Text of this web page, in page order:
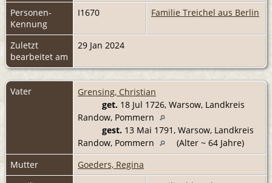
Personen-
Kennung
I1670 Familie Treichel aus Berlin
Zuletzt
bearbeitet am
29 Jan 2024
Vater
Grensing, Christian
get. 18 Jul 1726, Warsow, Landkreis
Randow, Pommern
gest. 13 Mai 1791, Warsow, Landkreis
Randow, Pommern
(Alter ~ 64 Jahre)
Mutter
Goeders, Regina